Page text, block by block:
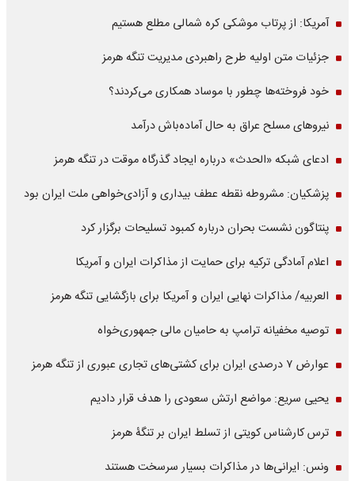
آمریکا: از پرتاب موشکی کره شمالی مطلع هستیم
جزئیات متن اولیه طرح راهبردی مدیریت تنگه هرمز
خود فروخته‌ها چطور با موساد همکاری می‌کردند؟
نیروهای مسلح عراق به حال آماده‌باش درآمد
ادعای شبکه «الحدث» درباره ایجاد گذرگاه موقت در تنگه هرمز
پزشکیان: مشروطه نقطه عطف بیداری و آزادی‌خواهی ملت ایران بود
پنتاگون نشست بحران درباره کمبود تسلیحات برگزار کرد
اعلام آمادگی ترکیه برای حمایت از مذاکرات ایران و آمریکا
العربیه/ مذاکرات نهایی ایران و آمریکا برای بازگشایی تنگه هرمز
توصیه مخفیانه ترامپ به حامیان مالی جمهوری‌خواه
عوارض ۷ درصدی ایران برای کشتی‌های تجاری عبوری از تنگه هرمز
یحیی سریع: مواضع ارتش سعودی را هدف قرار دادیم
ترس کارشناس کویتی از تسلط ایران بر تنگۀ هرمز
ونس: ایرانی‌ها در مذاکرات بسیار سرسخت هستند